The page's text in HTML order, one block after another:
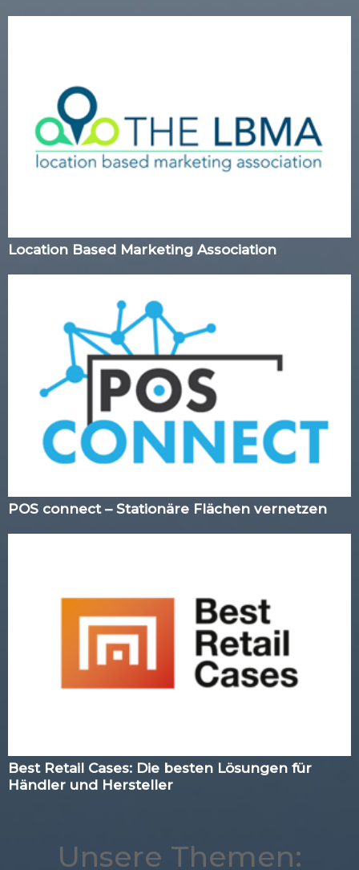
Location Based Marketing Association
POS connect – Stationäre Flächen vernetzen
Best Retail Cases: Die besten Lösungen für
Händler und Hersteller
Unsere Themen: